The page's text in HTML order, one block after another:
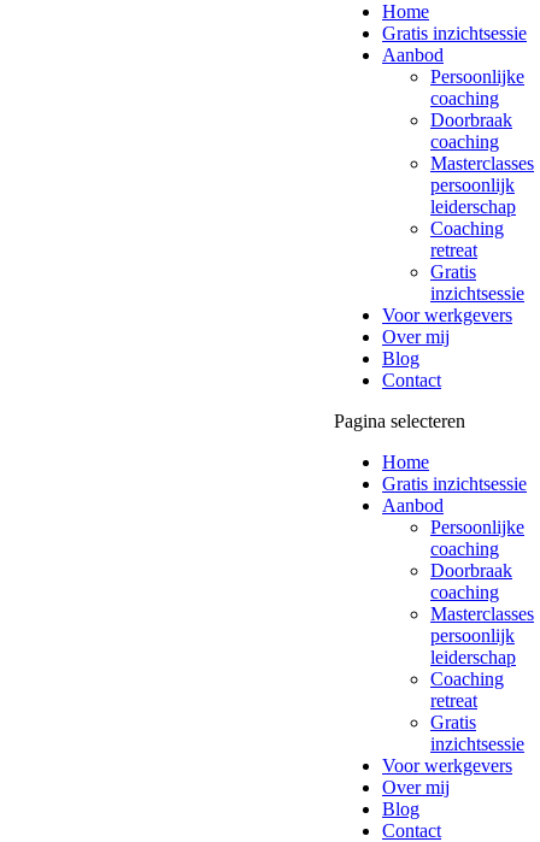
Home
Gratis inzichtsessie
Aanbod
Persoonlijke
coaching
Doorbraak
coaching
Masterclasses
persoonlijk
leiderschap
Coaching
retreat
Gratis
inzichtsessie
Voor werkgevers
Over mij
Blog
Contact
Pagina selecteren
Home
Gratis inzichtsessie
Aanbod
Persoonlijke
coaching
Doorbraak
coaching
Masterclasses
persoonlijk
leiderschap
Coaching
retreat
Gratis
inzichtsessie
Voor werkgevers
Over mij
Blog
Contact